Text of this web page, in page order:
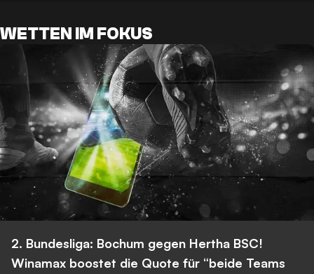
WETTEN IM FOKUS
2. Bundesliga: Bochum gegen Hertha BSC!
Winamax boostet die Quote für “beide Teams